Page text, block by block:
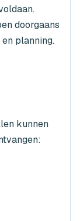
doorgaans
planning.
kunnen